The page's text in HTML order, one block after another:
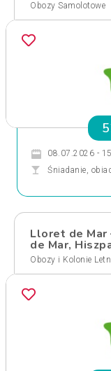
Obozy Samolotowe
08.07.2026 -
Śniadanie,
Lloret de
de Mar,
Obozy i Kolonie